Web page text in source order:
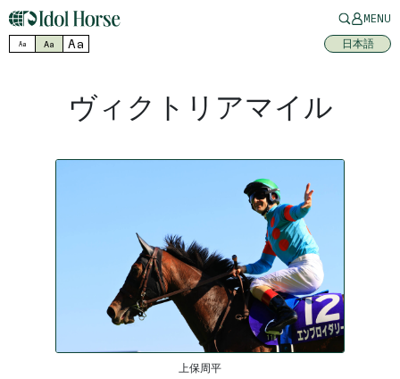
MENU
Aa Aa Aa 日本語
ヴィクトリアマイル
上保周平